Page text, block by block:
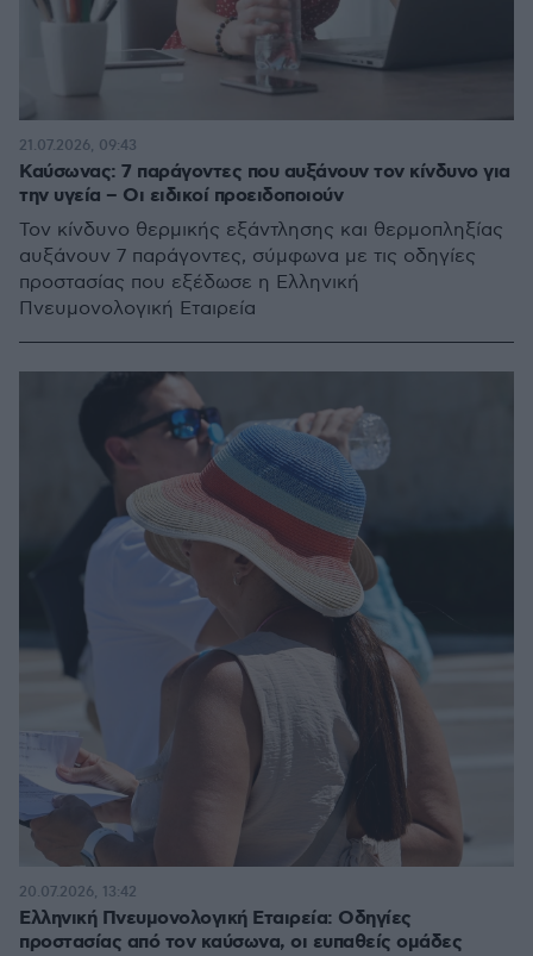
Καύσωνας: 7 παράγοντες που αυξάνουν τον κίνδυνο για
την υγεία – Οι ειδικοί προειδοποιούν
Τον κίνδυνο θερμικής εξάντλησης και θερμοπληξίας
αυξάνουν 7 παράγοντες, σύμφωνα με τις οδηγίες
προστασίας που εξέδωσε η Ελληνική
Πνευμονολογική Εταιρεία
21.07.2026, 09:43
Ελληνική Πνευμονολογική Εταιρεία: Οδηγίες
προστασίας από τον καύσωνα, οι ευπαθείς ομάδες
20.07.2026, 13:42